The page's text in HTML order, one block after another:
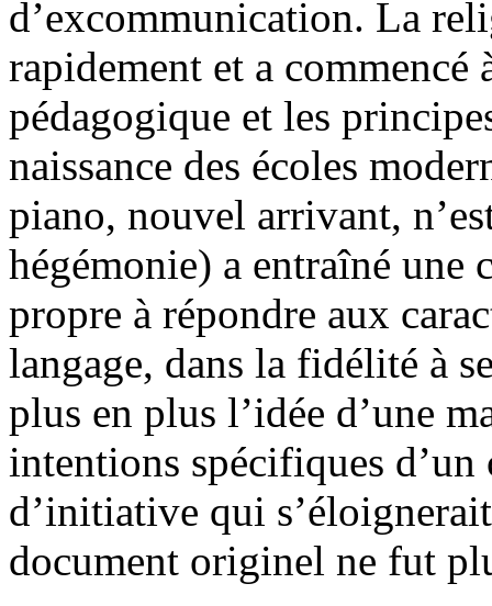
d’excommunication. La
rapidement et a
pédagogique et les
naissance des écoles
piano, nouvel arrivant,
hégémonie) a entraîné une
propre à répondre aux
langage, dans la fidélité à
plus en plus l’idée d’une
intentions spécifiques d’un
d’initiative qui
document originel ne fut